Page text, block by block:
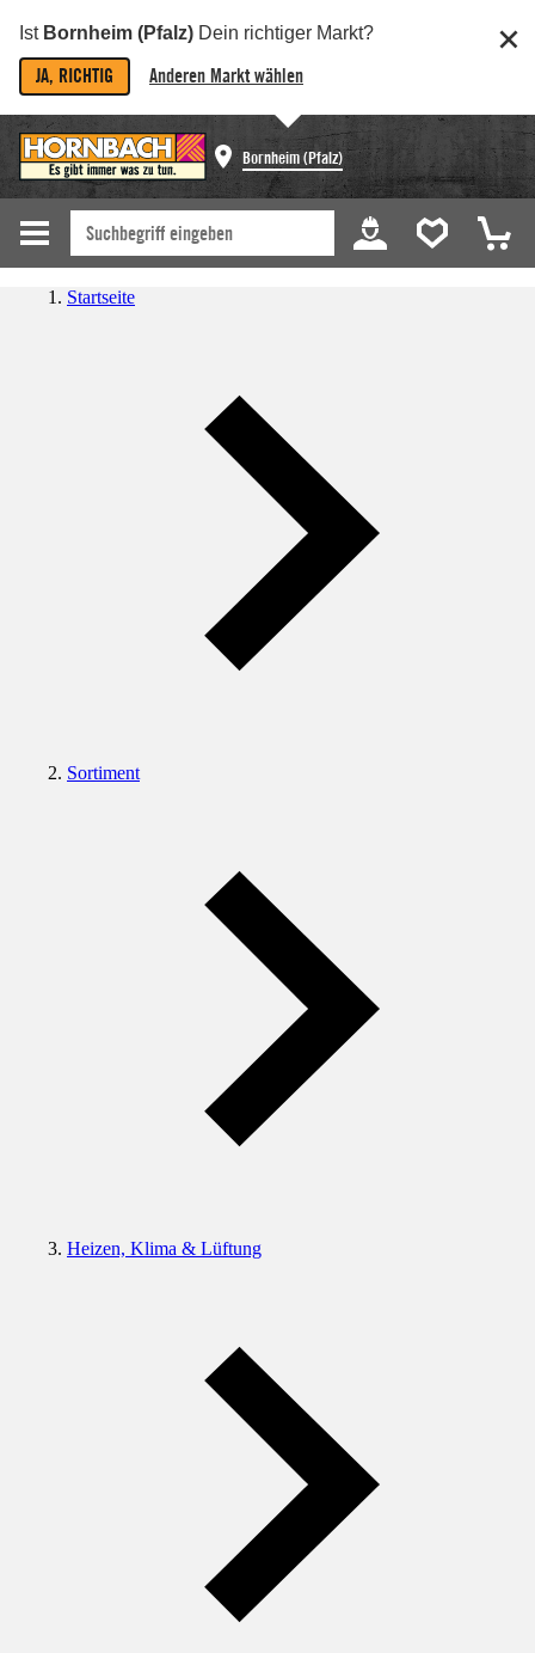
Ist Bornheim (Pfalz) Dein richtiger Markt?
JA, RICHTIG Anderen Markt wählen
Bornheim (Pfalz)
Startseite
Sortiment
Heizen, Klima & Lüftung